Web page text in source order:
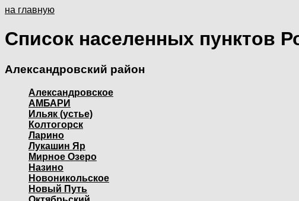
на главную
Список населенных пунктов
Александровский район
Александровское
АМБАРИ
Ильяк (устье)
Колтогорск
Ларино
Лукашин Яр
Мирное Озеро
Назино
Новоникольское
Новый Путь